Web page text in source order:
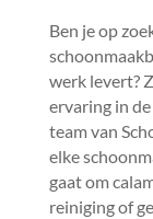
Ben je op
werk levert?
ervaring in
team van
elke
gaat om
reiniging of